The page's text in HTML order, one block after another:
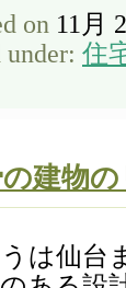
on 11月
住
建物
は仙台